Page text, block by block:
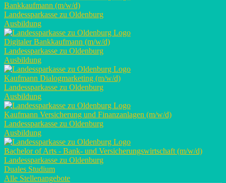
Bankkaufmann (m/w/d)
Landessparkasse zu Oldenburg
Ausbildung
Digitaler Bankkaufmann (m/w/d)
Landessparkasse zu Oldenburg
Ausbildung
Kaufmann Dialogmarketing (m/w/d)
Landessparkasse zu Oldenburg
Ausbildung
Kaufmann Versicherung und Finanzanlagen (m/w/d)
Landessparkasse zu Oldenburg
Ausbildung
Bachelor of Arts - Bank- und Versicherungswirtschaft (m/w/d)
Landessparkasse zu Oldenburg
Duales Studium
Alle Stellenangebote